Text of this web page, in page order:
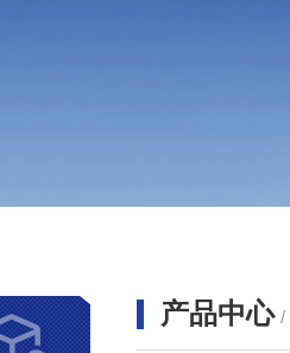
产品中心 /